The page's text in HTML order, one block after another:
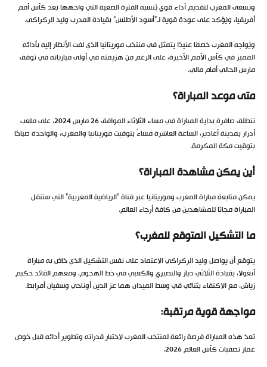
ويسعى المغرب لتقديم أداء قوي يُنسيه الفترة الصعبة التي واجهها بعد كأس أمم
أفريقيا، ويُؤكد على عودة قوية لـ”أسود الأطلس” بقيادة المدرب وليد الركراكي.
ويُواجه المغرب خصمًا عنيدًا يتمثل في منتخب موريتانيا الذي لفت الأنظار إليه بأدائه
المميز في كأس الأمم الأخيرة، على الرغم من هزيمته في أولى مبارياته في توقف
مارس الحالي أمام مالي.
متى موعد المباراة؟
تنطلق صافرة بداية المباراة في مساء الثلاثاء الموافق 26 مارس 2024، على ملعب
أدرار بمدينة أغادير، الساعة العاشرة مساءً بتوقيت موريتانيا والمغرب، والواحدة صباحًا
بتوقيت مكة المكرمة.
أين يمكن مشاهدة المباراة؟
يمكن متابعة مباراة المغرب وموريتانيا عبر قناة “الرياضية المغربية” التي ستنقل
المباراة مجانًا للمشاهدين من كافة أرجاء العالم.
ما التشكيل المتوقع للمغرب؟
يتوقع أن يواصل وليد الركراكي الاعتماد على نفس التشكيل الذي خاض به مباراة
أنغولا، بقيادة الثلاثي دياز والنصيري والكعبي في خط الهجوم، ومعهم القائد حكيم
زياش، مع الاكتفاء بثنائي في وسط الميدان هما عز الدين أوناحي وسفيان أمرابط.
مواجهة قوية مرتقبة:
تُعدّ هذه المباراة فرصة رائعة لمنتخب المغرب لاختبار قدراته وتطوير أدائه قبل خوض
غمار تصفيات كأس العالم 2026.